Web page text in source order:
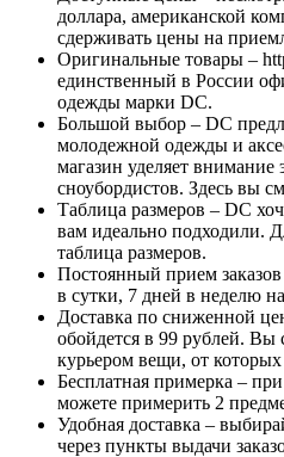
доллара, американской
сдерживать цены на
Оригинальные товары –
единственный в России
одежды марки DC.
Большой выбор – DC
молодежной одежды и
магазин уделяет внимание
сноубордистов. Здесь вы
Таблица размеров – DC
вам идеально подходили.
таблица размеров.
Постоянный прием заказов
в сутки, 7 дней в неделю
Доставка по сниженной
обойдется в 99 рублей. Вы
курьером вещи, от которых
Бесплатная примерка –
можете примерить 2
Удобная доставка –
через пункты выдачи